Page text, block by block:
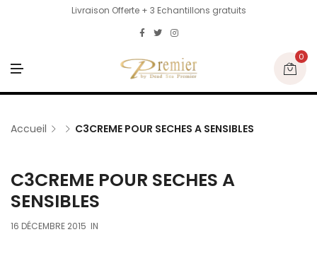
Livraison Offerte + 3 Echantillons gratuits
N
U
0
Accueil C3CREME POUR SECHES A SENSIBLES
C3CREME POUR SECHES A
SENSIBLES
16 DÉCEMBRE 2015 IN